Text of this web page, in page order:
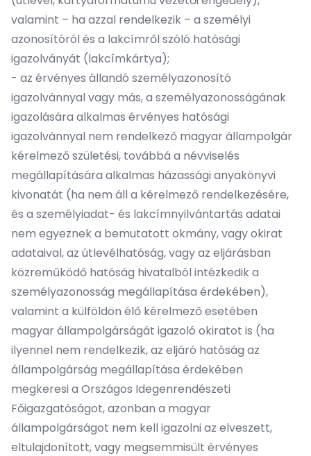
valamint – ha azzal rendelkezik – a személyi
azonosítóról és a lakcímről szóló hatósági
igazolványát (lakcímkártya);
- az érvényes állandó személyazonosító
igazolvánnyal vagy más, a személyazonosságának
igazolására alkalmas érvényes hatósági
igazolvánnyal nem rendelkező magyar állampolgár
kérelmező születési, továbbá a névviselés
megállapítására alkalmas házassági anyakönyvi
kivonatát (ha nem áll a kérelmező rendelkezésére,
és a személyiadat- és lakcímnyilvántartás adatai
nem egyeznek a bemutatott okmány, vagy okirat
adataival, az útlevélhatóság, vagy az eljárásban
közreműködő hatóság hivatalból intézkedik a
személyazonosság megállapítása érdekében),
valamint a külföldön élő kérelmező esetében
magyar állampolgárságát igazoló okiratot is (ha
ilyennel nem rendelkezik, az eljáró hatóság az
állampolgárság megállapítása érdekében
megkeresi a Országos Idegenrendészeti
Főigazgatóságot, azonban a magyar
állampolgárságot nem kell igazolni az elveszett,
eltulajdonított, vagy megsemmisült érvényes